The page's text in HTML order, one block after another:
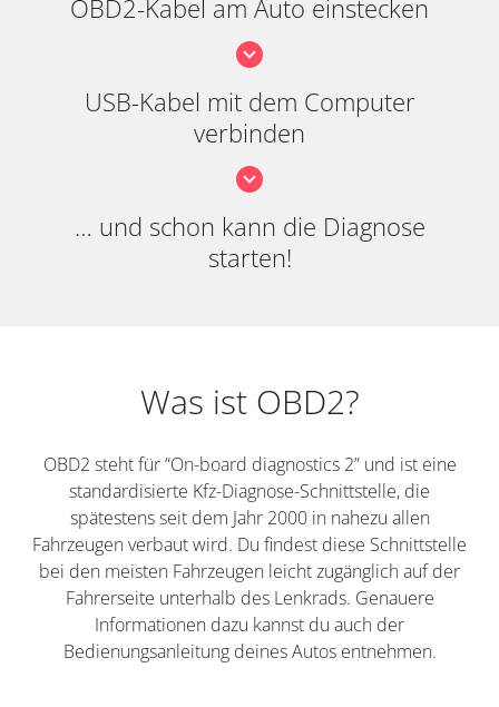
OBD2-Kabel am Auto einstecken
USB-Kabel mit dem Computer
verbinden
… und schon kann die Diagnose
starten!
Was ist OBD2?
OBD2 steht für “On-board diagnostics 2” und ist eine
standardisierte Kfz-Diagnose-Schnittstelle, die
spätestens seit dem Jahr 2000 in nahezu allen
Fahrzeugen verbaut wird. Du findest diese Schnittstelle
bei den meisten Fahrzeugen leicht zugänglich auf der
Fahrerseite unterhalb des Lenkrads. Genauere
Informationen dazu kannst du auch der
Bedienungsanleitung deines Autos entnehmen.